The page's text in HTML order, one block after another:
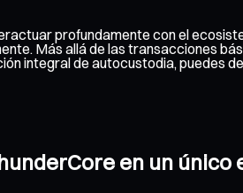
profundamente con el
Más allá de las transacciones
integral de autocustodia, puedes
en un único